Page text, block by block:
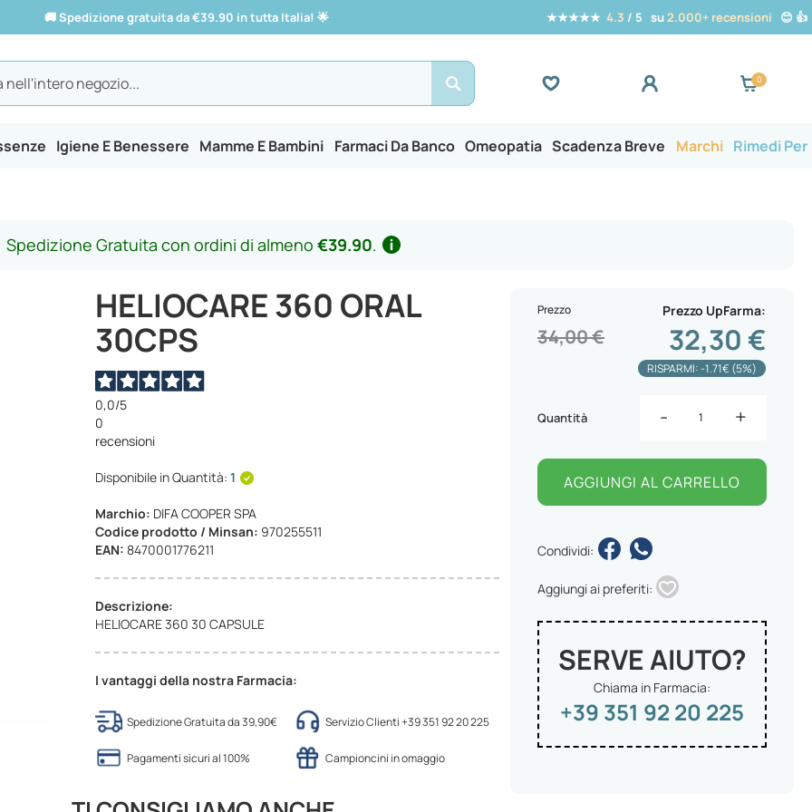
🚚Spedizione gratuita da €39.90 in tutta Italia! 🌟 ★★★★★ 4.3 / 5 su2.000+ recensioni 😊 👍
Search
Igiene E Benessere Mamme E Bambini Farmaci Da Banco Omeopatia Scadenza Breve Marchi Rimedi Per
Spedizione Gratuita con ordini di almeno €39.90.
HELIOCARE 360 ORAL
30CPS
0,0/5
0
recensioni
Disponibile in Quantità:1
Marchio: DIFA COOPER SPA
Codice prodotto / Minsan: 970255511
EAN:8470001776211
Descrizione:
HELIOCARE 360 30 CAPSULE
I vantaggi della nostra Farmacia:
Spedizione Gratuita da 39,90€ Servizio Clienti +39 351 92 20 225
Pagamenti sicuri al 100% Campioncini in omaggio
Prezzo UpFarma
32,30 €
Prezzo
34,00 €
RISPARMI: -1.71€ (5%)
Quantità - +
AGGIUNGI AL CARRELLO
Condividi:
Aggiungi ai preferiti:
SERVE AIUTO?
Chiama in Farmacia:
+39 351 92 20 225